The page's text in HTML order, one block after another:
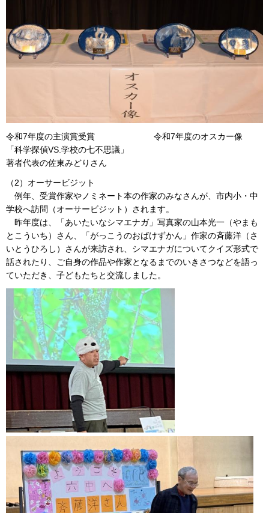
令和7年度の主演賞受賞 令和7年度のオスカー像
「科学探偵VS.学校の七不思議」
著者代表の佐東みどりさん
（2）オーサービジット
例年、受賞作家やノミネート本の作家のみなさんが、市内小・中
学校へ訪問（オーサービジット）されます。
昨年度は、「あいたいなシマエナガ」写真家の山本光一（やまも
とこういち）さん、「がっこうのおばけずかん」作家の斉藤洋（さ
いとうひろし）さんが来訪され、シマエナガについてクイズ形式で
話されたり、ご自身の作品や作家となるまでのいきさつなどを語っ
ていただき、子どもたちと交流しました。